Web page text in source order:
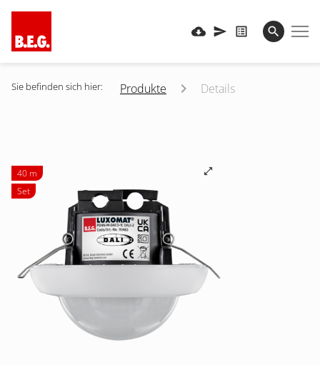
Sie befinden sich hier: Produkte Details
40 m
Set